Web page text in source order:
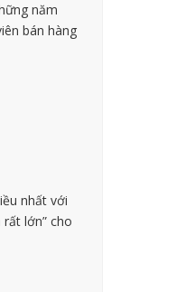
năm
bán hàng
nhất với
lớn” cho